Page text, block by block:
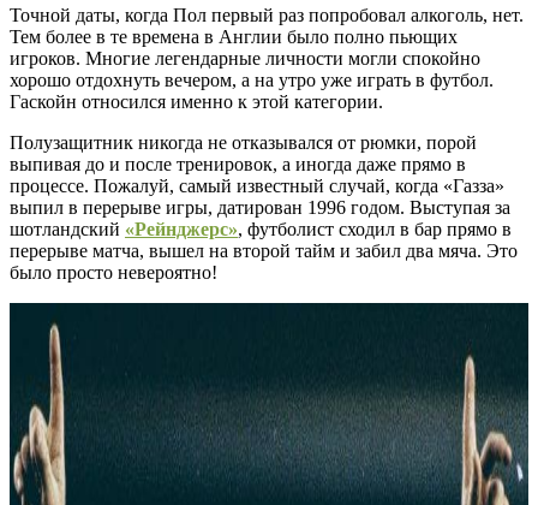
Точной даты, когда Пол первый раз попробовал алкоголь, нет.
Тем более в те времена в Англии было полно пьющих
игроков. Многие легендарные личности могли спокойно
хорошо отдохнуть вечером, а на утро уже играть в футбол.
Гаскойн относился именно к этой категории.
Полузащитник никогда не отказывался от рюмки, порой
выпивая до и после тренировок, а иногда даже прямо в
процессе. Пожалуй, самый известный случай, когда «Газза»
выпил в перерыве игры, датирован 1996 годом. Выступая за
шотландский «Рейнджерс», футболист сходил в бар прямо в
перерыве матча, вышел на второй тайм и забил два мяча. Это
было просто невероятно!